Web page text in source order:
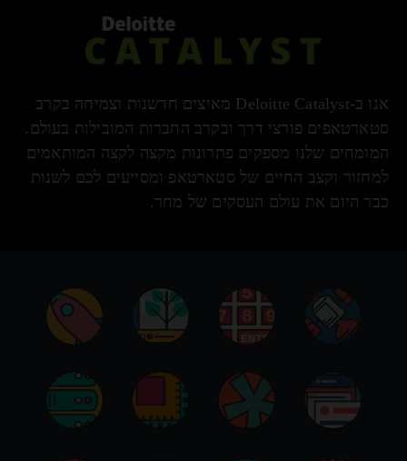
אנו ב-Deloitte Catalyst מאיצים חדשנות וצמיחה בקרב
סטארטאפים פורצי דרך ובקרב החברות המובילות בעולם.
המומחים שלנו מספקים פתרונות מקצה לקצה המותאמים
למחזור וקצב החיים של סטארטאפ ומסייעים לכם לשנות
כבר היום את עולם העסקים של מחר.